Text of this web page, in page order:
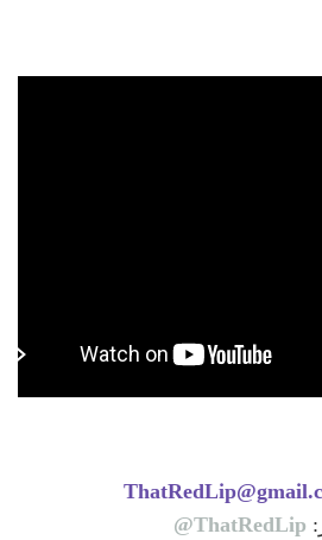
ThatRedLip@